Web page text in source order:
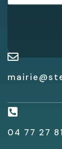
04 77 27